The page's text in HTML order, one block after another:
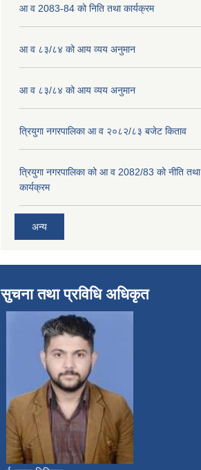
आ व 2083-84 को निति तथा कार्यक्रम
आ व ८३/८४ को आय व्यय अनुमान
आ व ८३/८४ को आय व्यय अनुमान
त्रियुगा नगरपालिका आ व २०८२/८३ बजेट किताव
त्रियुगा नगरपालिका को आ व 2082/83 को नीति तथा
कार्यक्रम
अन्य
सुचना तथा प्रविधि अधिकृत